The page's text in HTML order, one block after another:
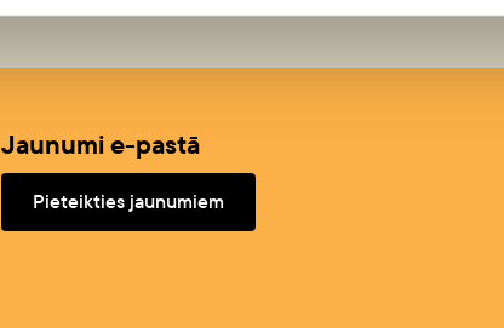
Jaunumi e-pastā
Pieteikties jaunumiem